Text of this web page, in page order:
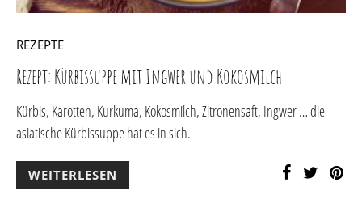
REZEPTE
Rezept: Kürbissuppe mit Ingwer und Kokosmilch
Kürbis, Karotten, Kurkuma, Kokosmilch, Zitronensaft, Ingwer … die
asiatische Kürbissuppe hat es in sich.
WEITERLESEN